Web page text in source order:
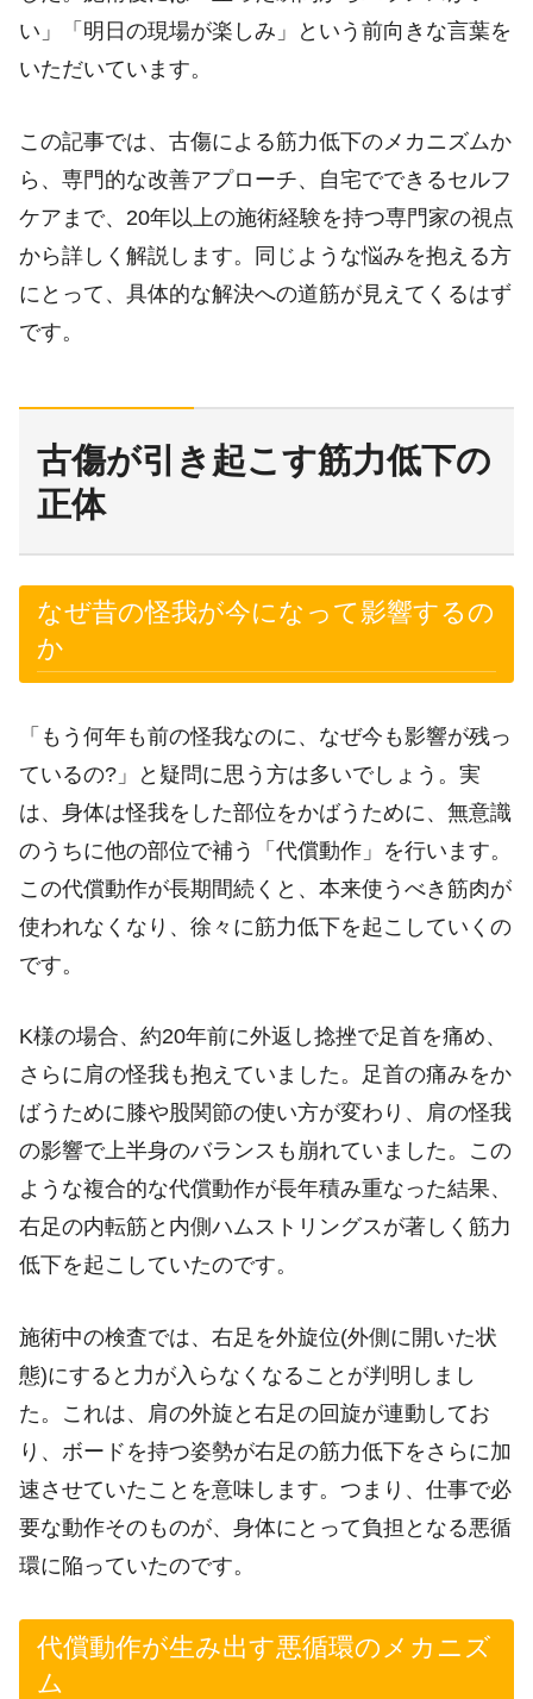
い」「明日の現場が楽しみ」という前向きな言葉を
いただいています。
この記事では、古傷による筋力低下のメカニズムか
ら、専門的な改善アプローチ、自宅でできるセルフ
ケアまで、20年以上の施術経験を持つ専門家の視点
から詳しく解説します。同じような悩みを抱える方
にとって、具体的な解決への道筋が見えてくるはず
です。
古傷が引き起こす筋力低下の
正体
なぜ昔の怪我が今になって影響するの
か
「もう何年も前の怪我なのに、なぜ今も影響が残っ
ているの?」と疑問に思う方は多いでしょう。実
は、身体は怪我をした部位をかばうために、無意識
のうちに他の部位で補う「代償動作」を行います。
この代償動作が長期間続くと、本来使うべき筋肉が
使われなくなり、徐々に筋力低下を起こしていくの
です。
K様の場合、約20年前に外返し捻挫で足首を痛め、
さらに肩の怪我も抱えていました。足首の痛みをか
ばうために膝や股関節の使い方が変わり、肩の怪我
の影響で上半身のバランスも崩れていました。この
ような複合的な代償動作が長年積み重なった結果、
右足の内転筋と内側ハムストリングスが著しく筋力
低下を起こしていたのです。
施術中の検査では、右足を外旋位(外側に開いた状
態)にすると力が入らなくなることが判明しまし
た。これは、肩の外旋と右足の回旋が連動してお
り、ボードを持つ姿勢が右足の筋力低下をさらに加
速させていたことを意味します。つまり、仕事で必
要な動作そのものが、身体にとって負担となる悪循
環に陥っていたのです。
代償動作が生み出す悪循環のメカニズ
ム